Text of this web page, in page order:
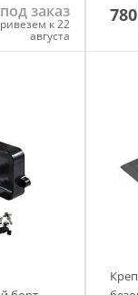
под заказ
к 22
августа